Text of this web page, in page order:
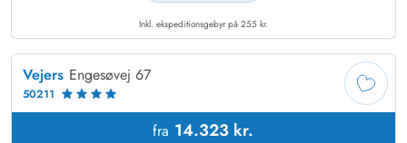
Inkl. ekspeditionsgebyr på 255 kr.
Vejers Engesøvej 67
50211
fra 14.323 kr.